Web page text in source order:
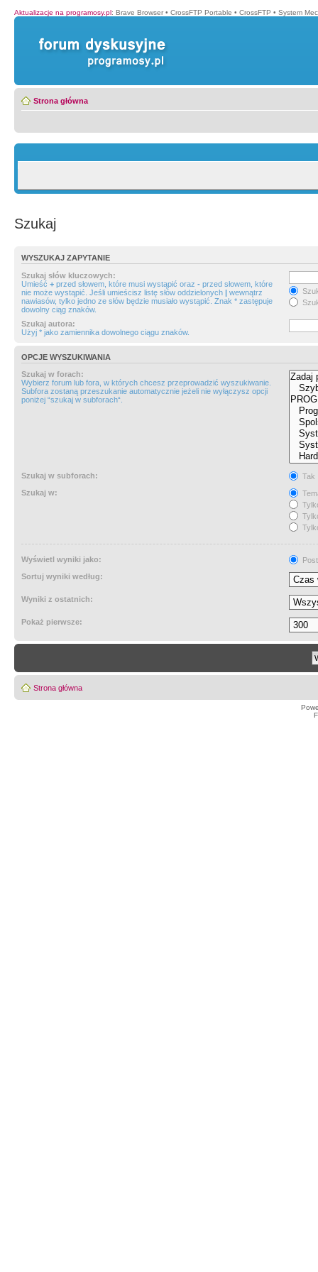
Aktualizacje na programosy.pl: Brave Browser • CrossFTP Portable • CrossFTP • System
Strona główna
Szukaj
WYSZUKAJ ZAPYTANIE
Szukaj słów kluczowych:
Umieść + przed słowem, które musi wystąpić oraz - przed słowem, które
nie może wystąpić. Jeśli umieścisz listę słów oddzielonych | wewnątrz
nawiasów, tylko jedno ze słów będzie musiało wystąpić. Znak * zastępuje
dowolny ciąg znaków.
Szukaj autora:
Użyj * jako zamiennika dowolnego ciągu znaków.
OPCJE WYSZUKIWANIA
Szukaj w forach:
Wybierz forum lub fora, w których chcesz przeprowadzić wyszukiwanie.
Subfora zostaną przeszukanie automatycznie jeżeli nie wyłączysz opcji
poniżej “szukaj w subforach“.
Szukaj w subforach:
Tak
Szukaj w:
Wyświetl wyniki jako:
Sortuj wyniki według:
Wyniki z ostatnich:
Pokaż pierwsze:
Strona główna